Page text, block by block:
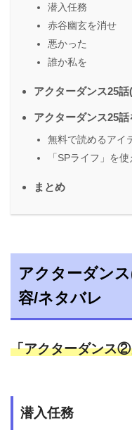
潜入任務
赤谷幽玄を消せ
悪かった
誰か私を
アクターダンス25
アクターダンス25
無料で読めるアイ
「SPライフ」を
まとめ
アクターダン
容/ネタバレ
「アクターダンス
潜入任務